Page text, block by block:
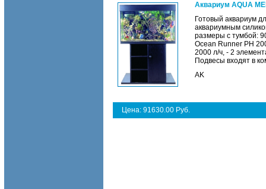
Аквариум AQUA
Готовый аквариум
аквариумным
размеры с тумбой:
Ocean Runner PH
2000 л/ч, - 2
Подвесы входят в
AK
Цена: 91630.00 Руб.